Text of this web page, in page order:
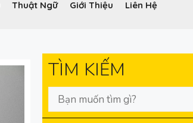
Thuật Ngữ Giới Thiệu Liên Hệ
TÌM KIẾM